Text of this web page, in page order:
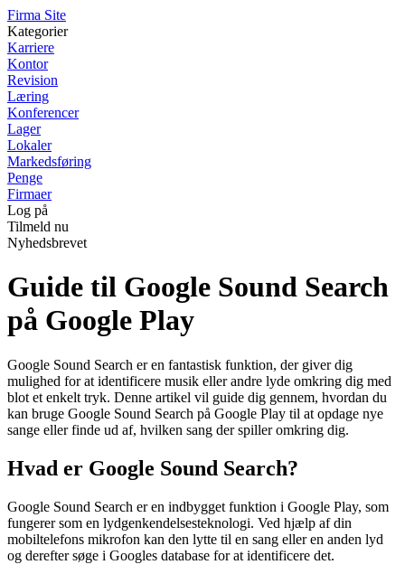
Firma Site
Kategorier
Karriere
Kontor
Revision
Læring
Konferencer
Lager
Lokaler
Markedsføring
Penge
Firmaer
Log på
Tilmeld nu
Nyhedsbrevet
Guide til Google Sound Search
på Google Play
Google Sound Search er en fantastisk funktion, der giver dig
mulighed for at identificere musik eller andre lyde omkring dig med
blot et enkelt tryk. Denne artikel vil guide dig gennem, hvordan du
kan bruge Google Sound Search på Google Play til at opdage nye
sange eller finde ud af, hvilken sang der spiller omkring dig.
Hvad er Google Sound Search?
Google Sound Search er en indbygget funktion i Google Play, som
fungerer som en lydgenkendelsesteknologi. Ved hjælp af din
mobiltelefons mikrofon kan den lytte til en sang eller en anden lyd
og derefter søge i Googles database for at identificere det.